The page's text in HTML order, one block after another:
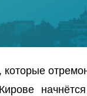
начнётся